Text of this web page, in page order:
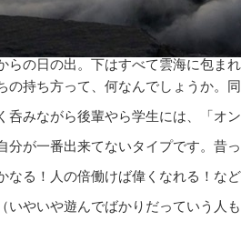
らの日の出。下はすべて雲海に包ま
の持ち方って、何なんでしょうか。
呑みながら後輩やら学生には、「オ
分が一番出来てないタイプです。昔
なる！人の倍働けば偉くなれる！な
いやいや遊んでばかりだっていう人も